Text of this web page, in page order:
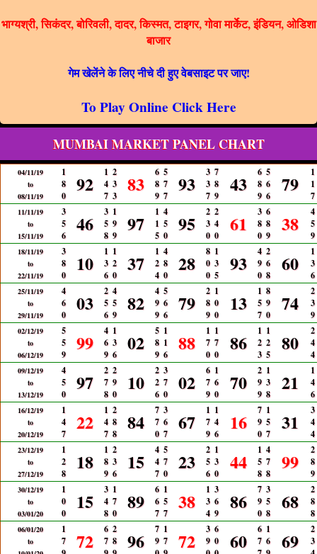
भाग्यश्री, सिकंदर, बोरिवली, दादर, किस्मत, टाइगर, गोवा मार्केट, इंडियन, ओडिशा
बाजार
गेम खेलेंने के लिए नीचे दी हुए वेबसाइट पर जाए!
To Play Online Click Here
MUMBAI MARKET PANEL CHART
04/11/19
to
08/11/19
1
8
0
92
1
4
7
2
3
3
83
6
8
9
5
7
7
93
3
3
7
7
8
9
43
6
8
9
5
6
6
79
1
1
7
11/11/19
to
15/11/19
3
5
6
46
3
5
8
1
9
9
97
1
1
5
4
5
0
95
2
3
0
2
4
0
61
3
8
0
6
8
9
38
4
5
9
18/11/19
to
22/11/19
3
8
0
10
1
3
6
1
2
0
37
1
2
4
4
8
0
28
8
0
0
1
3
5
93
4
9
0
2
6
8
60
1
3
6
25/11/19
to
29/11/19
4
6
0
03
2
5
6
4
5
9
82
4
9
9
5
6
6
79
2
8
9
1
0
0
13
1
5
7
8
9
0
74
2
3
9
02/12/19
to
06/12/19
5
5
9
99
4
6
9
1
3
6
02
5
8
9
1
1
6
88
1
7
0
1
7
0
86
1
2
3
1
2
5
80
2
4
4
09/12/19
to
13/12/19
4
5
0
97
2
7
8
2
9
0
10
2
2
6
3
7
0
02
6
7
9
1
6
0
70
2
9
9
1
3
8
21
1
4
6
16/12/19
to
20/12/19
1
4
7
22
1
4
7
2
8
8
84
7
7
0
3
6
7
67
1
7
9
1
4
6
16
7
9
0
1
5
7
31
3
4
4
23/12/19
to
27/12/19
1
2
8
18
1
8
9
2
3
6
15
4
4
7
5
7
0
23
2
5
6
1
3
0
44
1
5
8
4
7
8
99
2
8
9
30/12/19
to
03/01/20
1
0
0
15
3
4
8
1
7
0
89
6
6
7
1
5
7
38
1
3
4
3
6
9
86
7
9
0
3
5
8
68
2
8
8
06/01/20
to
1
7
72
6
7
2
8
96
7
9
1
7
72
3
9
6
0
60
6
7
1
6
69
2
3